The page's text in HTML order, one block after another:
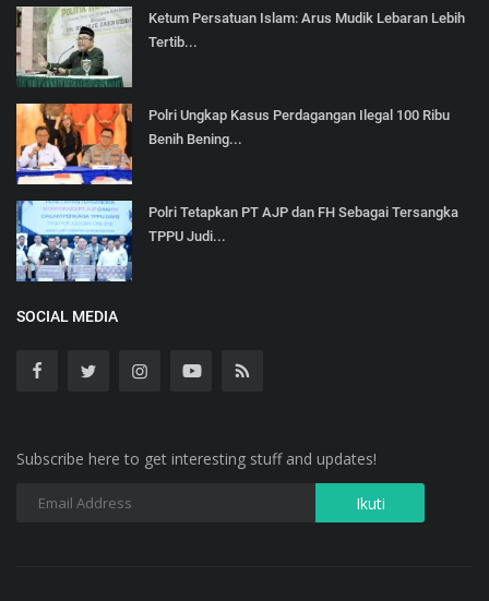
Ketum Persatuan Islam: Arus Mudik Lebaran Lebih
Tertib...
Polri Ungkap Kasus Perdagangan Ilegal 100 Ribu
Benih Bening...
Polri Tetapkan PT AJP dan FH Sebagai Tersangka
TPPU Judi...
SOCIAL MEDIA
Subscribe here to get interesting stuff and updates!